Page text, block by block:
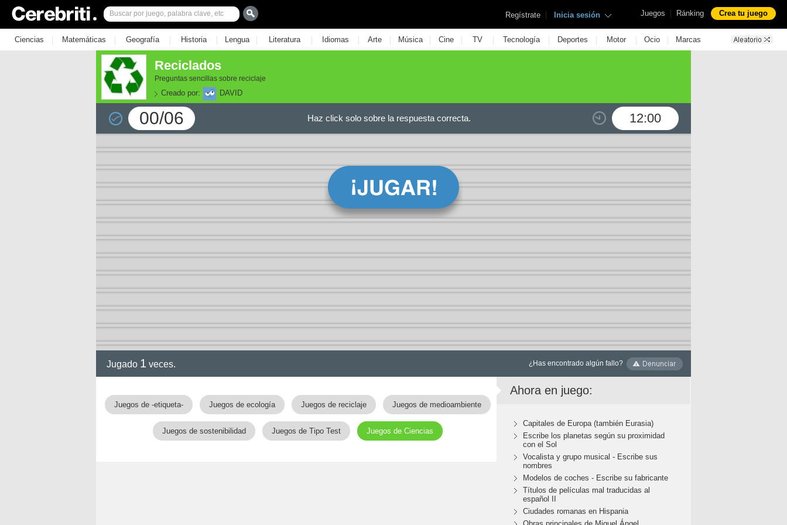
Juegos | Ránking Crea tu juego
Regístrate | Inicia sesión
Ciencias | Matemáticas | Geografía | Historia | Lengua | Literatura | Idiomas | Arte | Música | Cine | TV | Tecnología | Deportes | Motor | Ocio | Marcas
Reciclados
Preguntas sencillas sobre reciclaje
Creado por: DAVID
00/06 12:00
Haz click solo sobre la respuesta correcta.
Jugado 1 veces. ¿Has encontrado algún fallo?
Juegos de -etiqueta- Juegos de ecología Juegos de reciclaje Juegos de medioambiente
Juegos de sostenibilidad Juegos de Tipo Test Juegos de Ciencias
Ahora en juego:
Capitales de Europa (también Eurasia)
Escribe los planetas según su proximidad
con el Sol
Vocalista y grupo musical - Escribe sus
nombres
Modelos de coches - Escribe su fabricante
Títulos de películas mal traducidas al
español II
Ciudades romanas en Hispania